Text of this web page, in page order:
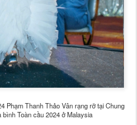
Phạm Thanh Thảo Vân rạng rỡ tại Chung
Toàn cầu 2024 ở Malaysia